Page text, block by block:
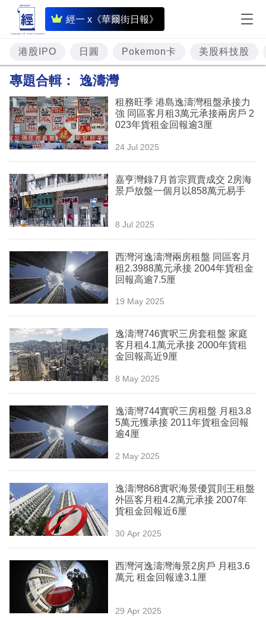
經一 x《華爾街日報》
即
時
財
經
題
投
資
樓
市
理
商
業
科
技
職
場
生
時
事
欄
訂
閱
區
港股IPO 日圓 Pokemon卡 美股科技股
專題合輯： 逸濤灣
租務旺季 港島逸濤灣租盤承接力
強 同區客月租3萬元承接兩房戶 2
023年貨租金回報逾3厘
24 Jul 2025
嘉亨灣錄7月首宗買賣成交 2房海
景戶放盤一個月以858萬元易手
8 Jul 2025
西灣河逸濤灣兩房租盤 同區客月
租2.3988萬元承接 2004年貨租金
回報高逾7.5厘
19 May 2025
逸濤灣746實呎三房套租盤 家庭
客月租4.1萬元承接 2000年貨租
金回報高近9厘
8 May 2025
逸濤灣744實呎三房租盤 月租3.8
5萬元獲承接 2011年貨租金回報
逾4厘
2 May 2025
逸濤灣868實呎海景優質則王租盤
外區客月租4.2萬元承接 2007年
貨租金回報近6厘
30 Apr 2025
西灣河逸濤灣海景2房戶 月租3.6
萬元 租金回報達3.1厘
29 Apr 2025